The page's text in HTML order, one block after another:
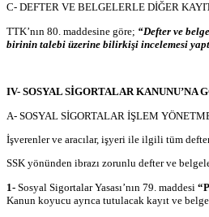
C- DEFTER VE BELGELERLE DİĞER
TTK’nın 80. maddesine göre; “Defter ve
birinin talebi üzerine bilirkişi incelemesi
IV- SOSYAL SİGORTALAR
A- SOSYAL SİGORTALAR İŞLEM
İşverenler ve aracılar, işyeri ile ilgili tüm
SSK yönünden ibrazı zorunlu defter ve
1- Sosyal Sigortalar Yasası’nın 79. maddesi
Kanun koyucu ayrıca tutulacak kayıt ve